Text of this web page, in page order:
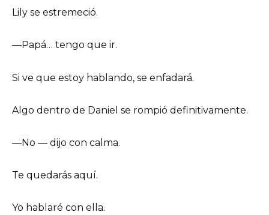
Lily se estremeció.
—Papá… tengo que ir.
Si ve que estoy hablando, se enfadará.
Algo dentro de Daniel se rompió definitivamente.
—No — dijo con calma.
Te quedarás aquí.
Yo hablaré con ella.